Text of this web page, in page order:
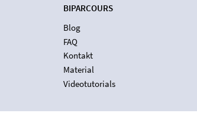
BIPARCOURS
Blog
FAQ
Kontakt
Material
Videotutorials